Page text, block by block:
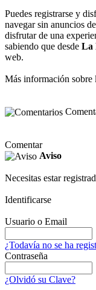
Puedes registrarse y
navegar sin anuncios
disfrutar de una
sabiendo que desde La
web.
Más información sobre
Comentar
Aviso
Necesitas estar
Identificarse
Usuario o Email
¿Todavía no se ha
Contraseña
¿Olvidó su Clave?